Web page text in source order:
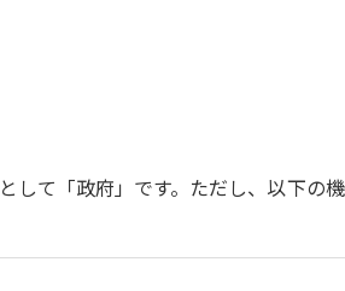
して「政府」です。ただし、以下の